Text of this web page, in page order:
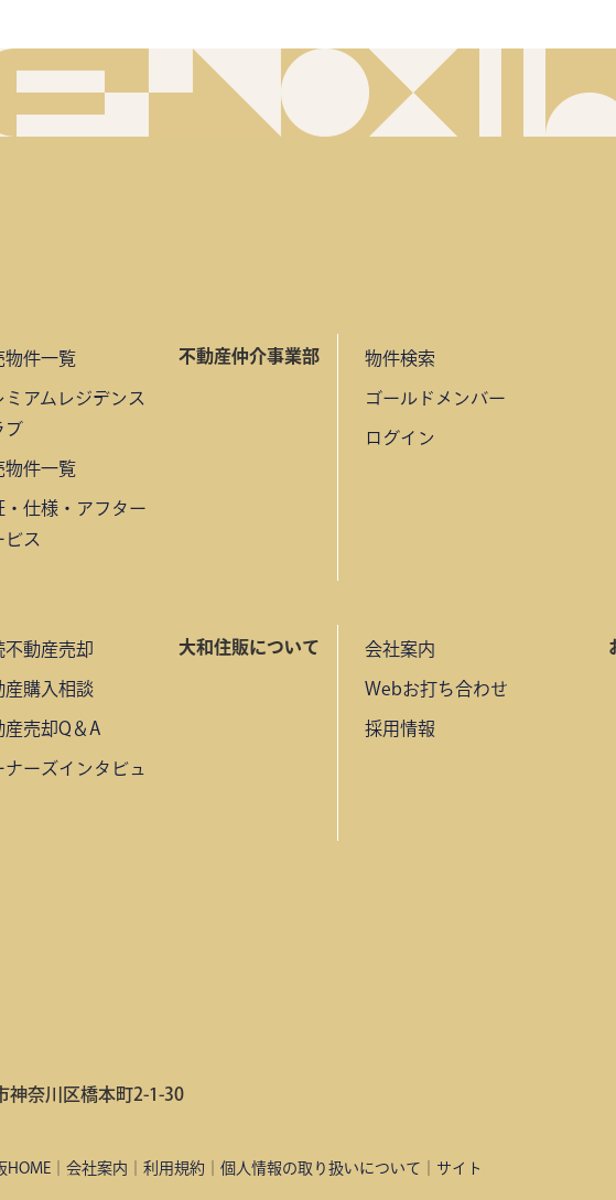
物件一覧
ミアムレジデンス
ブ
物件一覧
・仕様・アフター
ビス
不動産仲介事業部 物件検索
ゴールドメンバー
ログイン
不動産売却
産購入相談
産売却Q＆A
ナーズインタビュ
大和住販について 会社案内
Webお打ち合わせ
採用情報
奈川区橋本町2-1-30
HOME ｜会社案内 ｜利用規約 ｜個人情報の取り扱いについて
サイト